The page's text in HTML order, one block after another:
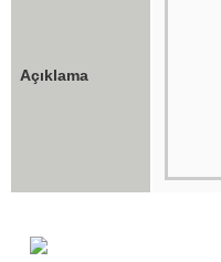
Açıklama